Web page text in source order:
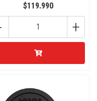
$119.990
+